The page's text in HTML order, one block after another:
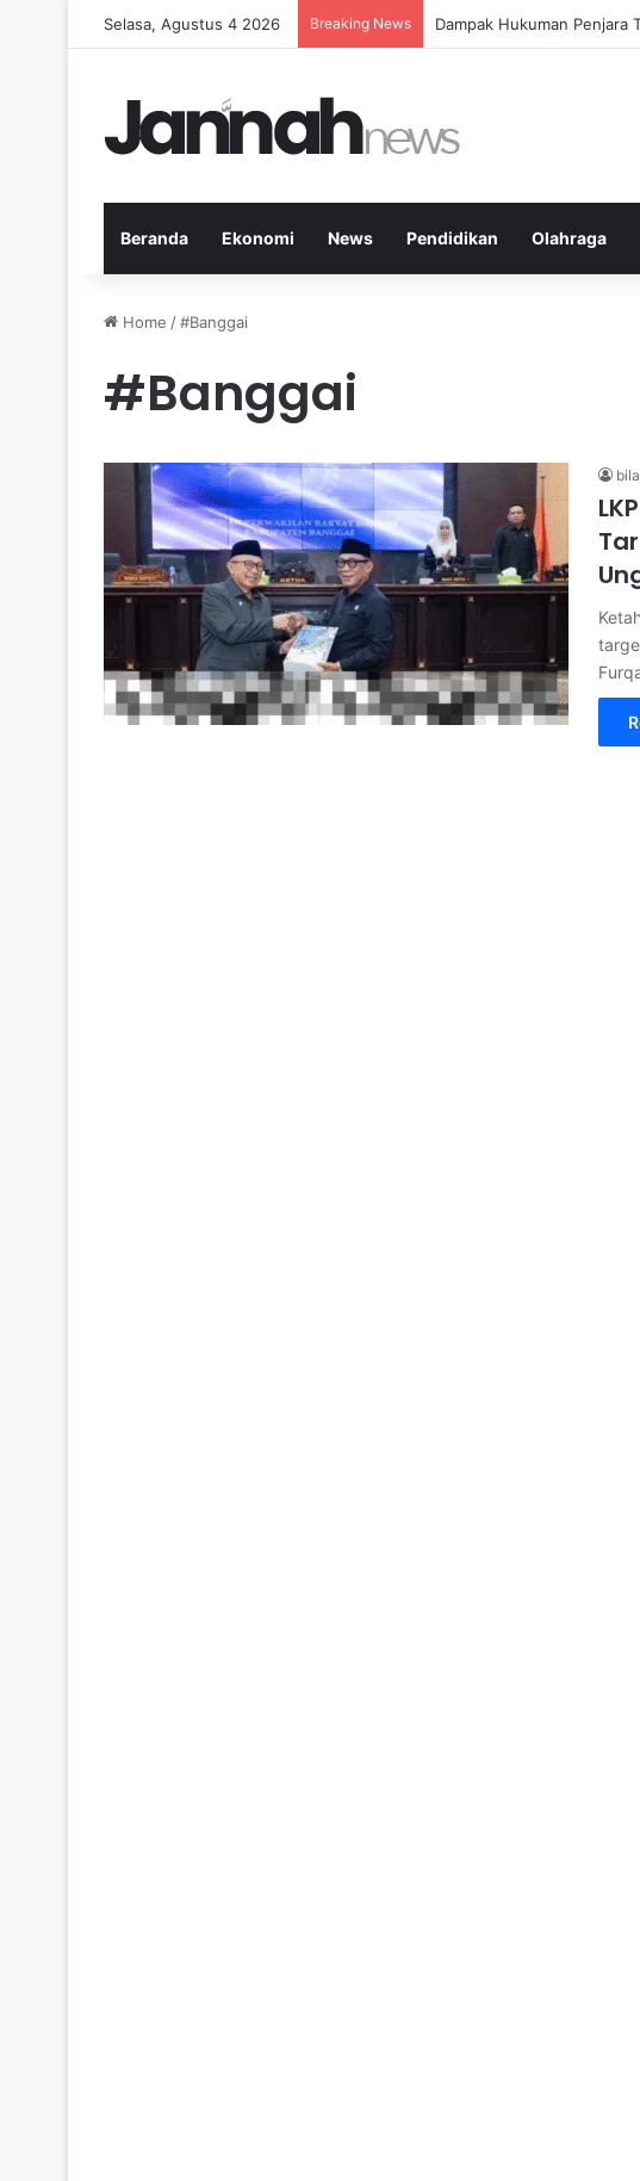
Selasa, Agustus 4 2026 Breaking News Panduan Fitness Ringkas
Beranda Ekonomi News Pendidikan Olahraga
Home /#Banggai
#Banggai